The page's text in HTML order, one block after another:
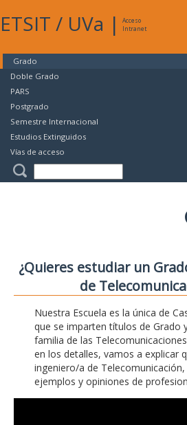
ETSIT / UVa |
Acceso
Intranet
Grado
Doble Grado
PARS
Postgrado
Semestre Internacional
Estudios Extinguidos
Vías de acceso
¿Quieres estudiar un
de
Nuestra Escuela es la única de
que se imparten títulos de Grado
familia de las
en los detalles, vamos a explicar
ingeniero/a de
ejemplos y opiniones de